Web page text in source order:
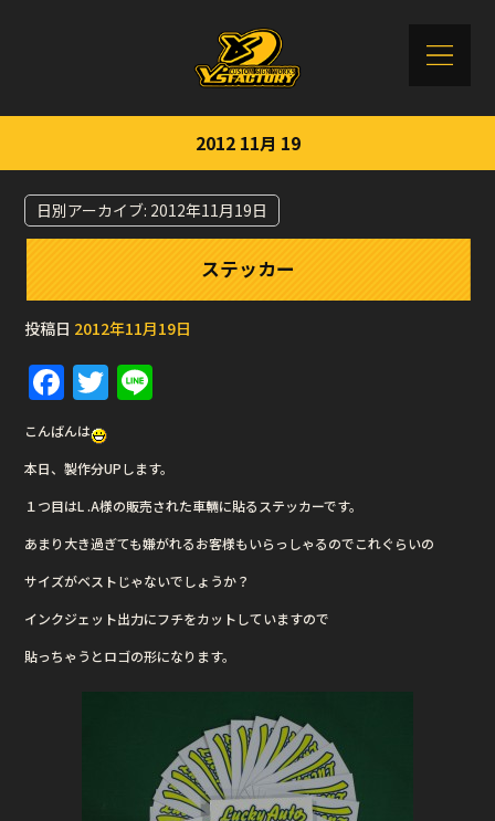
2012 11月 19
日別アーカイブ: 2012年11月19日
ステッカー
投稿日 2012年11月19日
F
a
c
e
b
o
o
k
T
w
it
te
r
e
こんばんは
本日、製作分UPします。
１つ目はL .A様の販売された車輛に貼るステッカーです。
あまり大き過ぎても嫌がれるお客様もいらっしゃるのでこれぐらいの
サイズがベストじゃないでしょうか？
インクジェット出力にフチをカットしていますので
貼っちゃうとロゴの形になります。